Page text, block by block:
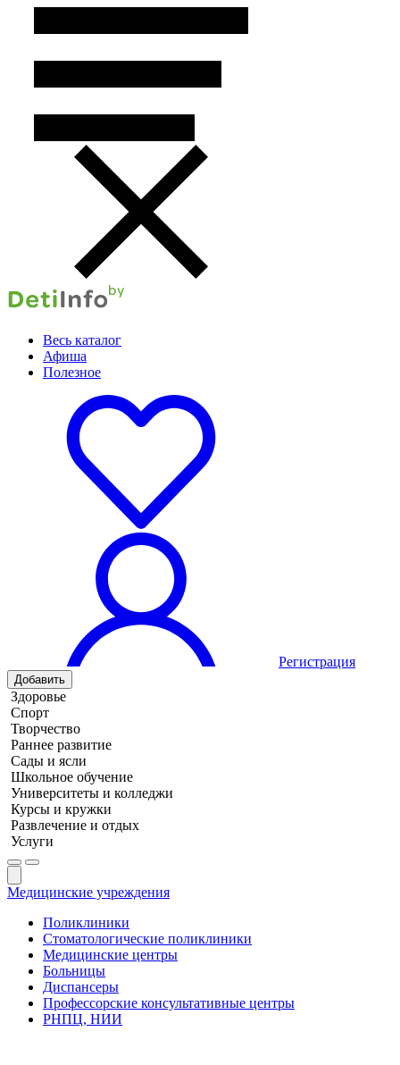
Весь каталог
Афиша
Полезное
Регистрация
Добавить
Здоровье
Спорт
Творчество
Раннее развитие
Сады и ясли
Школьное обучение
Университеты и колледжи
Курсы и кружки
Развлечение и отдых
Услуги
Медицинские учреждения
Поликлиники
Стоматологические поликлиники
Медицинские центры
Больницы
Диспансеры
Профессорские консультативные центры
РНПЦ, НИИ